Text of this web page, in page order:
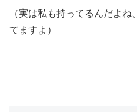
（実は私も持ってるんだよ
てますよ）